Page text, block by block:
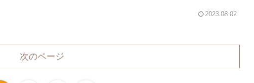
2023.08.02
次のページ